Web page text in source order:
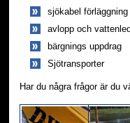
sjökabel förläggning
avlopp och
bärgnings uppdrag
Sjötransporter
Har du några frågor är du